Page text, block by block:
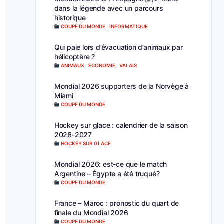
dans la légende avec un parcours
historique
COUPE DU MONDE, INFORMATIQUE
Qui paie lors d’évacuation d’animaux par
hélicoptère ?
ANIMAUX, ECONOMIE, VALAIS
Mondial 2026 supporters de la Norvège à
Miami
COUPE DU MONDE
Hockey sur glace : calendrier de la saison
2026-2027
HOCKEY SUR GLACE
Mondial 2026: est-ce que le match
Argentine – Égypte a été truqué?
COUPE DU MONDE
France – Maroc : pronostic du quart de
finale du Mondial 2026
COUPE DU MONDE